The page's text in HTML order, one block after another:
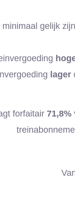
gelijk
lager
forfaitair